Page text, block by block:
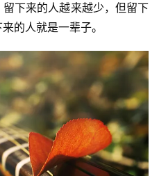
下来的人越来越少，但留下
的人就是一辈子。